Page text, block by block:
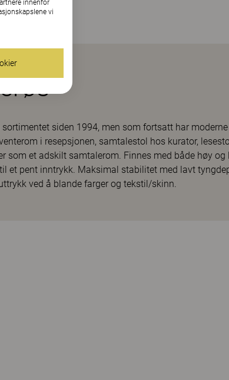
siden 1994, men som fortsatt har moderne
i resepsjonen, samtalestol hos kurator,
som et adskilt samtalerom. Finnes med både høy og
et pent inntrykk. Maksimal stabilitet med lavt
ved å blande farger og tekstil/skinn.
innenfor
vi